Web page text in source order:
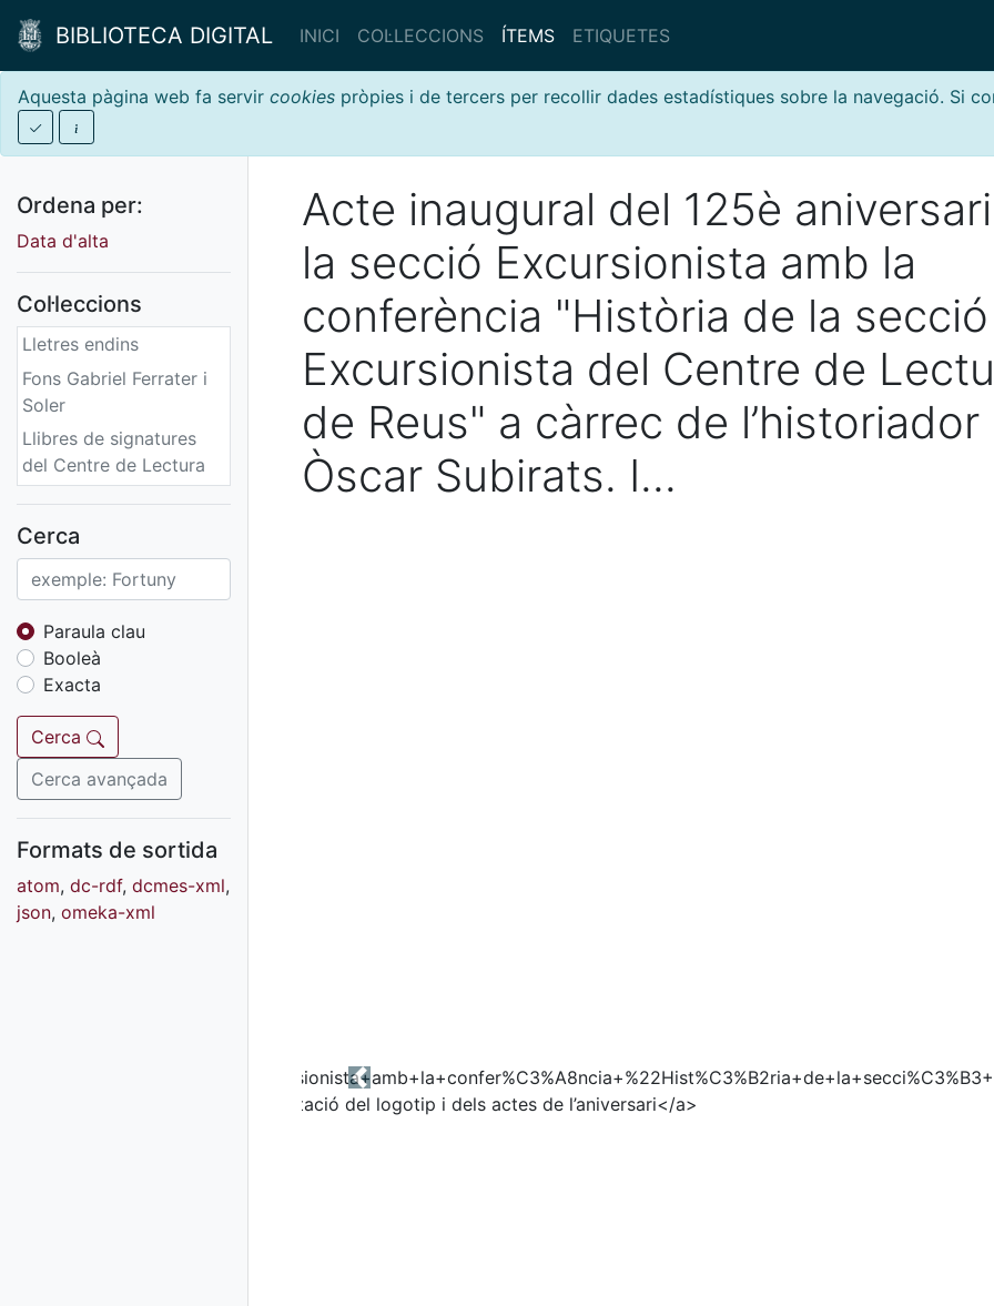
BIBLIOTECA DIGITAL INICI COL·LECCIONS ÍTEMS ETIQUETES
Aquesta pàgina web fa servir cookies pròpies i de tercers per recollir dades estadístiques sobre la navegació. Si
Ordena per:
Data d'alta
Col·leccions
Lletres endins
Fons Gabriel Ferrater i
Soler
Llibres de signatures
del Centre de Lectura
Fons sonor de Ràdio
Reus
Cartells
Fons audiovisual
Fons local
Fons sonor
Goigs
Fons fotogràfic
Fons d'art
Cerca
Paraula clau
Booleà
Exacta
Cerca
Cerca avançada
Formats de sortida
atom, dc-rdf, dcmes-xml,
json, omeka-xml
Acte inaugural del 125è
la secció Excursionista amb la
conferència "Història de la secció
Excursionista del Centre de
de Reus" a càrrec de l’historiador
Òscar Subirats. I...
Previous